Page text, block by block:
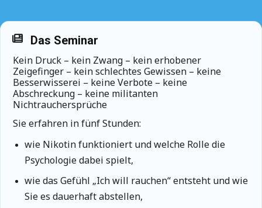
Das Seminar
Kein Druck – kein Zwang – kein erhobener
Zeigefinger – kein schlechtes Gewissen – keine
Besserwisserei – keine Verbote – keine
Abschreckung – keine militanten
Nichtrauchersprüche
Sie erfahren in fünf Stunden:
wie Nikotin funktioniert und welche Rolle die
Psychologie dabei spielt,
wie das Gefühl „Ich will rauchen“ entsteht und wie
Sie es dauerhaft abstellen,